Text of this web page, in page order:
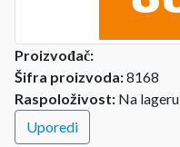
Proizvođač:
Šifra proizvoda:8168
Raspoloživost: Na lageru
Uporedi